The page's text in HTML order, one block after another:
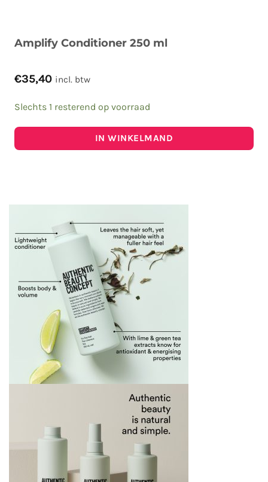
Amplify Conditioner 250 ml
€35,40 incl. btw
Slechts 1 resterend op voorraad
IN WINKELMAND